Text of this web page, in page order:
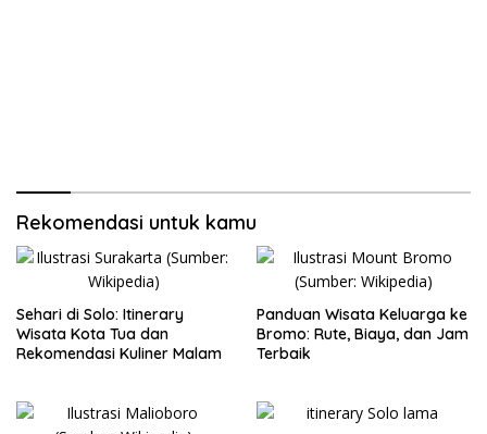
Rekomendasi untuk kamu
Sehari di Solo: Itinerary
Wisata Kota Tua dan
Rekomendasi Kuliner Malam
Panduan Wisata Keluarga ke
Bromo: Rute, Biaya, dan Jam
Terbaik